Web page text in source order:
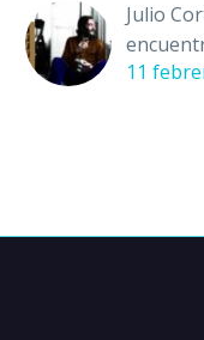
Julio
11